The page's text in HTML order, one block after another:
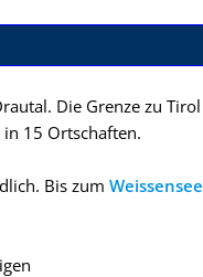
Die Grenze zu Tirol
15 Ortschaften.
Bis zum Weissensee